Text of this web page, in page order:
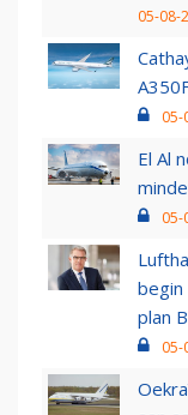
05-08-
05-
El Al
05-
plan B
05-